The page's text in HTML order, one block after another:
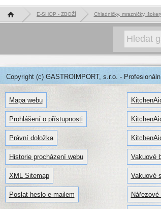
Hlavní stránka E-SHOP - ZBOŽÍ Chladničky, mrazničky,
Copyright (c) GASTROIMPORT, s.r.o. -
Mapa webu
Prohlášení o přístupnosti
Právní doložka
Historie procházení webu
XML Sitemap
Poslat heslo e-mailem
Vakuové
Vakuové
Nářezové